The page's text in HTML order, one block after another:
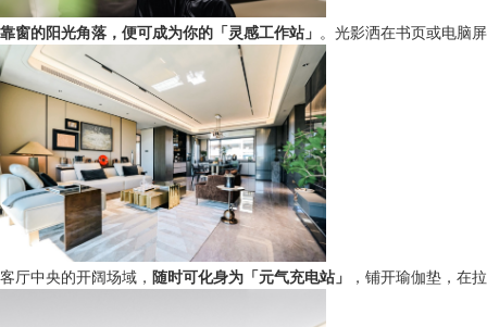
靠窗的阳光角落，便可成为你的「灵感工作站」 。光影洒在书页或电脑
客厅中央的开阔场域， 随时可化身为「元气充电站」 ，铺开瑜伽垫，在